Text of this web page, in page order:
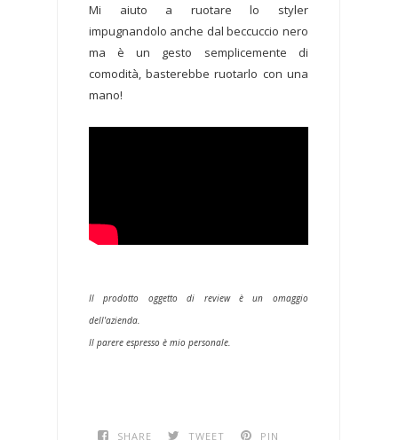
Mi aiuto a ruotare lo styler
impugnandolo anche dal beccuccio nero
ma è un gesto semplicemente di
comodità, basterebbe ruotarlo con una
mano!
Il prodotto oggetto di review è un omaggio
dell'azienda.
Il parere espresso è mio personale.
SHARE TWEET PIN